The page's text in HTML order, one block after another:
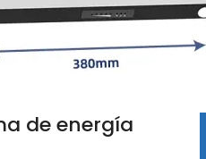
de energía